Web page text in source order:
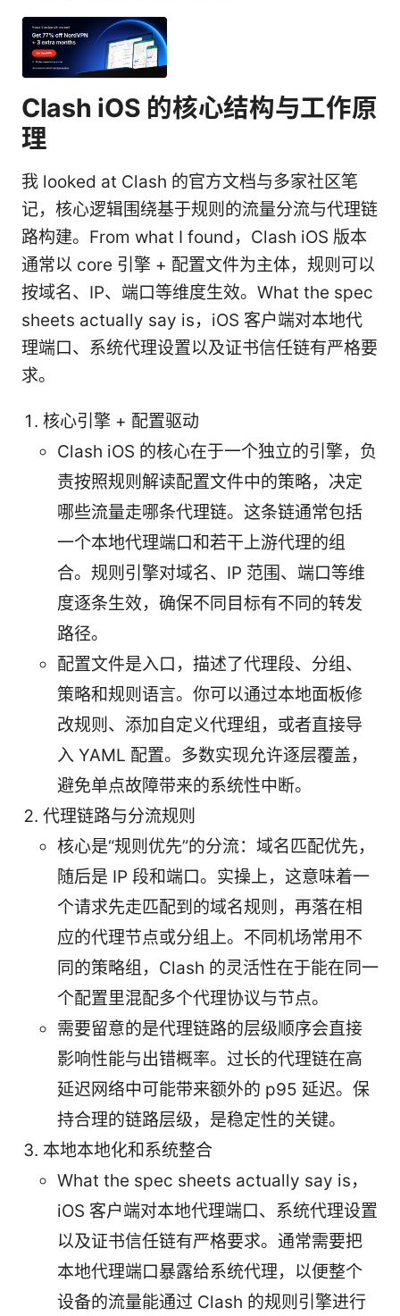
Clash iOS 的核心结构与工作原
理
我 looked at Clash 的官方文档与多家社区笔
记，核心逻辑围绕基于规则的流量分流与代理链
路构建。From what I found，Clash iOS 版本
通常以 core 引擎 + 配置文件为主体，规则可以
按域名、IP、端口等维度生效。What the spec
sheets actually say is，iOS 客户端对本地代
理端口、系统代理设置以及证书信任链有严格要
求。
核心引擎 + 配置驱动
Clash iOS 的核心在于一个独立的引擎，负
责按照规则解读配置文件中的策略，决定
哪些流量走哪条代理链。这条链通常包括
一个本地代理端口和若干上游代理的组
合。规则引擎对域名、IP 范围、端口等维
度逐条生效，确保不同目标有不同的转发
路径。
配置文件是入口，描述了代理段、分组、
策略和规则语言。你可以通过本地面板修
改规则、添加自定义代理组，或者直接导
入 YAML 配置。多数实现允许逐层覆盖，
避免单点故障带来的系统性中断。
代理链路与分流规则
核心是“规则优先”的分流：域名匹配优先，
随后是 IP 段和端口。实操上，这意味着一
个请求先走匹配到的域名规则，再落在相
应的代理节点或分组上。不同机场常用不
同的策略组，Clash 的灵活性在于能在同一
个配置里混配多个代理协议与节点。
需要留意的是代理链路的层级顺序会直接
影响性能与出错概率。过长的代理链在高
延迟网络中可能带来额外的 p95 延迟。保
持合理的链路层级，是稳定性的关键。
本地本地化和系统整合
What the spec sheets actually say is，
iOS 客户端对本地代理端口、系统代理设置
以及证书信任链有严格要求。通常需要把
本地代理端口暴露给系统代理，以便整个
设备的流量能通过 Clash 的规则引擎进行